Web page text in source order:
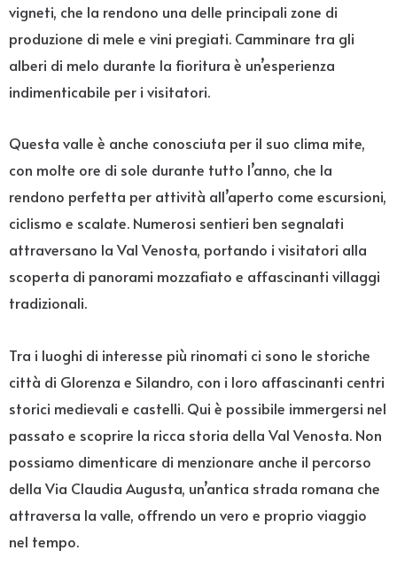
vigneti, che la rendono una delle principali zone di
produzione di mele e vini pregiati. Camminare tra gli
alberi di melo durante la fioritura è un’esperienza
indimenticabile per i visitatori.
Questa valle è anche conosciuta per il suo clima mite,
con molte ore di sole durante tutto l’anno, che la
rendono perfetta per attività all’aperto come escursioni,
ciclismo e scalate. Numerosi sentieri ben segnalati
attraversano la Val Venosta, portando i visitatori alla
scoperta di panorami mozzafiato e affascinanti villaggi
tradizionali.
Tra i luoghi di interesse più rinomati ci sono le storiche
città di Glorenza e Silandro, con i loro affascinanti centri
storici medievali e castelli. Qui è possibile immergersi nel
passato e scoprire la ricca storia della Val Venosta. Non
possiamo dimenticare di menzionare anche il percorso
della Via Claudia Augusta, un’antica strada romana che
attraversa la valle, offrendo un vero e proprio viaggio
nel tempo.